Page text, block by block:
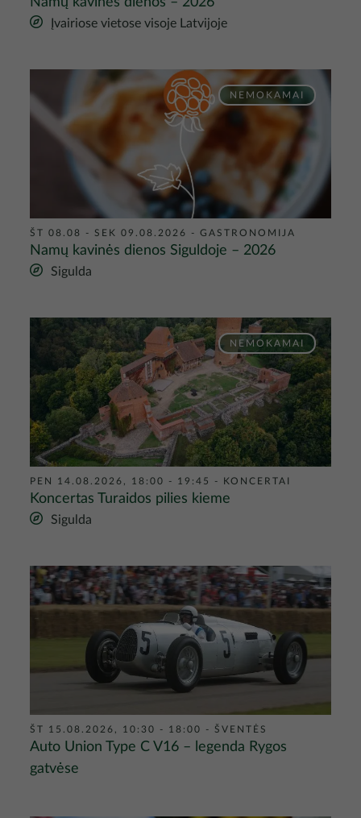
Įvairiose vietose visoje Latvijoje
NEMOKAMAI
ŠT 08.08 - SEK 09.08.2026 - GASTRONOMIJA
Namų kavinės dienos Siguldoje – 2026
Sigulda
Nuotrauka
NEMOKAMAI
PEN 14.08.2026, 18:00 - 19:45 - KONCERTAI
Koncertas Turaidos pilies kieme
Sigulda
Nuotrauka
ŠT 15.08.2026, 10:30 - 18:00 - ŠVENTĖS
Auto Union Type C V16 – legenda Rygos
gatvėse